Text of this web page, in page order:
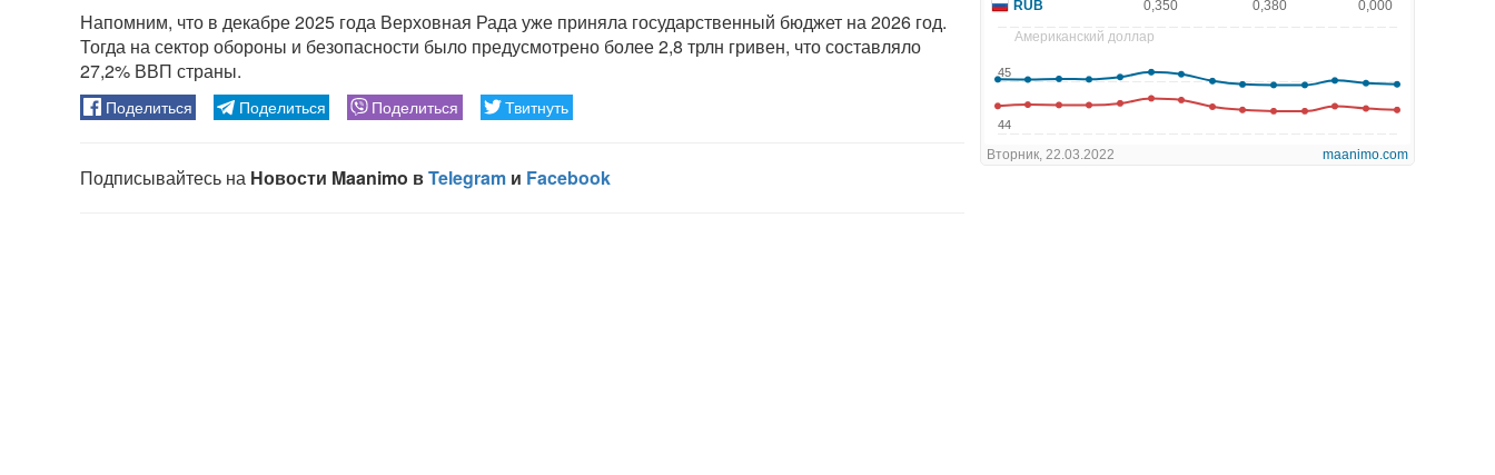
Напомним, что в декабре 2025 года Верховная Рада уже приняла государственный бюджет на 2026 год.
Тогда на сектор обороны и безопасности было предусмотрено более 2,8 трлн гривен, что составляло
27,2% ВВП страны.